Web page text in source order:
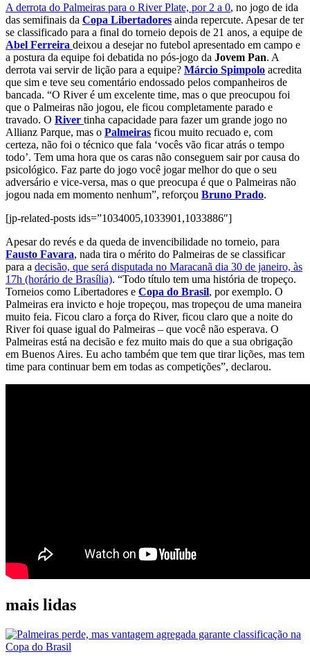
A derrota do Palmeiras para o River Plate, por 2 a 0, no jogo de ida
das semifinais da Copa Libertadores ainda repercute. Apesar de ter
se classificado para a final do torneio depois de 21 anos, a equipe de
Abel Ferreira deixou a desejar no futebol apresentado em campo e
a postura da equipe foi debatida no pós-jogo da Jovem Pan. A
derrota vai servir de lição para a equipe? Márcio Spimpolo acredita
que sim e teve seu comentário endossado pelos companheiros de
bancada. “O River é um excelente time, mas o que preocupou foi
que o Palmeiras não jogou, ele ficou completamente parado e
travado. O River tinha capacidade para fazer um grande jogo no
Allianz Parque, mas o Palmeiras ficou muito recuado e, com
certeza, não foi o técnico que fala ‘vocês vão ficar atrás o tempo
todo’. Tem uma hora que os caras não conseguem sair por causa do
psicológico. Faz parte do jogo você jogar melhor do que o seu
adversário e vice-versa, mas o que preocupa é que o Palmeiras não
jogou nada em momento nenhum”, reforçou Bruno Prado.
[jp-related-posts ids=”1034005,1033901,1033886″]
Apesar do revés e da queda de invencibilidade no torneio, para
Fausto Favara, nada tira o mérito do Palmeiras de se classificar
para a decisão, que será disputada no Maracanã dia 30 de janeiro, às
17h (horário de Brasília). “Todo título tem uma história de tropeço.
Torneios como Libertadores e Copa do Brasil, por exemplo. O
Palmeiras era invicto e hoje tropeçou, mas tropeçou de uma maneira
muito feia. Ficou claro a força do River, ficou claro que a noite do
River foi quase igual do Palmeiras – que você não esperava. O
Palmeiras está na decisão e fez muito mais do que a sua obrigação
em Buenos Aires. Eu acho também que tem que tirar lições, mas tem
time para continuar bem em todas as competições”, declarou.
mais lidas